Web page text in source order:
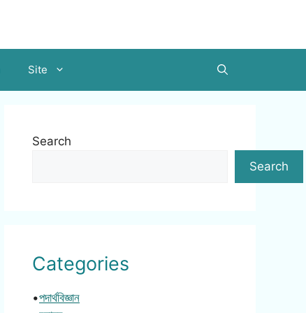
Site
Search
Search
Categories
•পদার্থবিজ্ঞান